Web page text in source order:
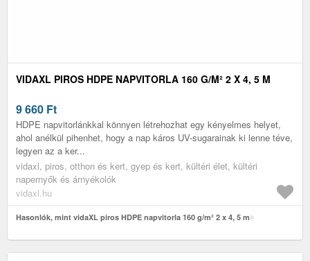
VIDAXL PIROS HDPE NAPVITORLA 160 G/M² 2 X 4, 5 M
9 660 Ft
HDPE napvitorlánkkal könnyen létrehozhat egy kényelmes helyet,
ahol anélkül pihenhet, hogy a nap káros UV-sugarainak ki lenne téve,
legyen az a ker...
vidaxl, piros, otthon és kert, gyep és kert, kültéri élet, kültéri
napernyők és árnyékolók
vidaxl.hu
Hasonlók, mint vidaXL piros HDPE napvitorla 160 g/m² 2 x 4, 5 m